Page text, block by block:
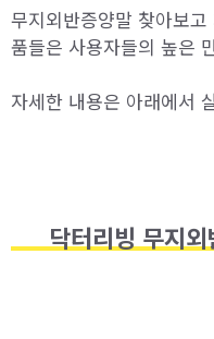
무지외반증양말 찾아보
품들은 사용자들의 높은
자세한 내용은 아래에서
닥터리빙 무지